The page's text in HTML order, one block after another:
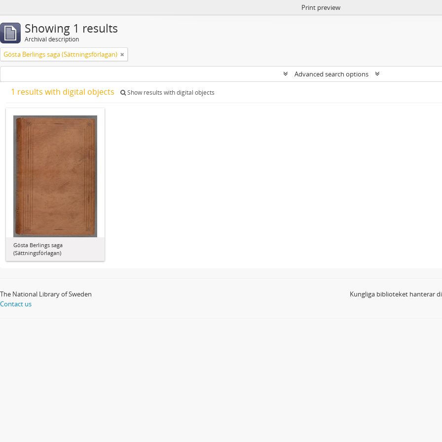
Print preview
Showing 1 results
Archival description
Gösta Berlings saga (Sättningsförlagan)
Advanced search options
1 results with digital objects Show results with digital objects
Gösta Berlings saga
(Sättningsförlagan)
The National Library of Sweden
Contact us
Kungliga biblioteket hanterar